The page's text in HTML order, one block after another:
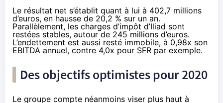
Le résultat net s’établit quant à lui à 402,7 millions
d’euros, en hausse de 20,2 % sur un an.
Parallèlement, les charges d’impôt d’Iliad sont
restées stables, autour de 245 millions d’euros.
L’endettement est aussi resté immobile, à 0,98x son
EBITDA annuel, contre 4,0x pour SFR par exemple.
Des objectifs optimistes pour 2020
Le groupe compte néanmoins viser plus haut à